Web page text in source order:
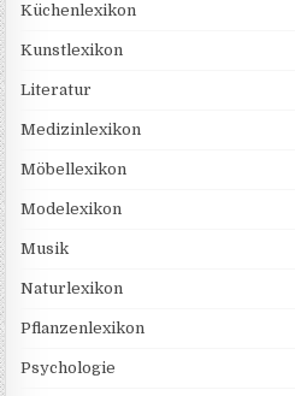
Küchenlexikon
Kunstlexikon
Literatur
Medizinlexikon
Möbellexikon
Modelexikon
Musik
Naturlexikon
Pflanzenlexikon
Psychologie